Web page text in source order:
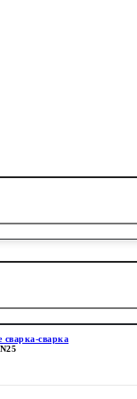
сварка